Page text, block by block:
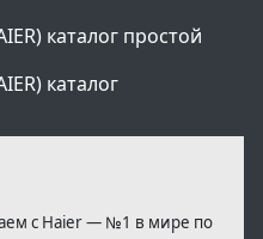
каталог простой
каталог
с Haier — №1 в мире по